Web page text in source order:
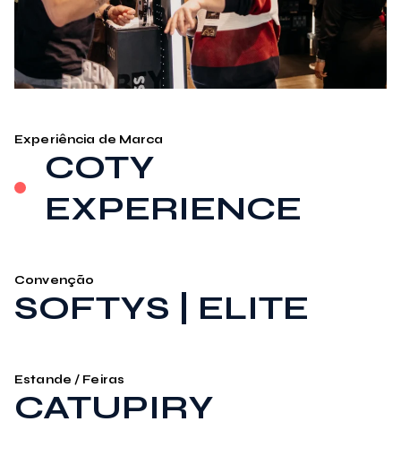
Experiência de Marca
COTY
EXPERIENCE
Convenção
SOFTYS | ELITE
Estande / Feiras
CATUPIRY